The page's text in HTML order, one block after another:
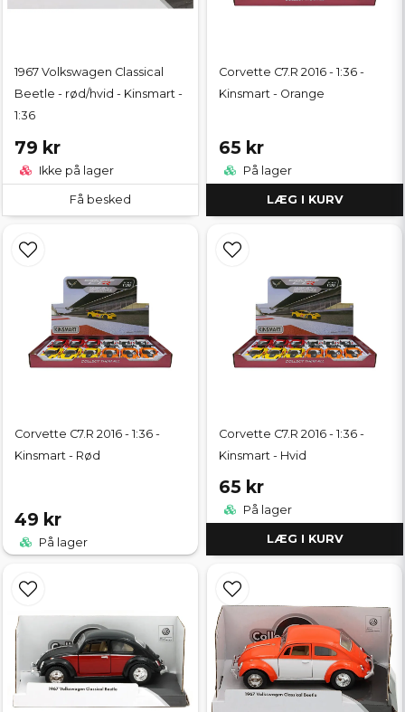
1967 Volkswagen Classical
Beetle - rød/hvid - Kinsmart -
1:36
79 kr
Ikke på lager
Få besked
Corvette C7.R 2016 - 1:36 -
Kinsmart - Orange
65 kr
På lager
LÆG I KURV
Corvette C7.R 2016 - 1:36 -
Kinsmart - Rød
49 kr
På lager
Corvette C7.R 2016 - 1:36 -
Kinsmart - Hvid
65 kr
På lager
LÆG I KURV